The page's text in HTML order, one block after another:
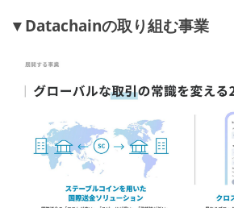
▼Datachainの取り組む事業